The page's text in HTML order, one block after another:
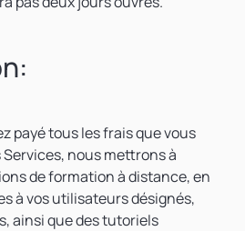
payé tous les frais que vous
nous mettrons à
de formation à distance, en
à vos utilisateurs désignés,
ainsi que des tutoriels